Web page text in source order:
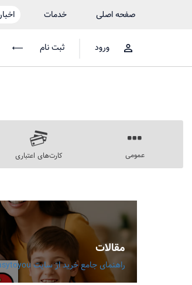
صفحه اصلی خدمات
ورود ثبت نام
عمومی کارت‌های اعتباری
مقالات
راهنمای جامع خرید از سایت easytoyou ،تجربه ای مطمئن با قیمت مناسب و تنوع بالا